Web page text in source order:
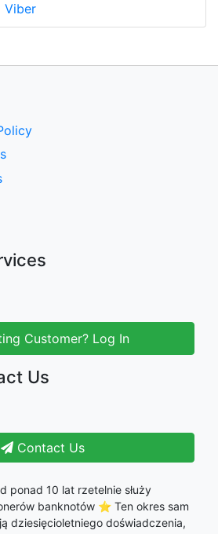
Viber
Customer? Log In
Us
Contact Us
ponad 10 lat rzetelnie służy
banknotów ⭐ Ten okres sam
dziesięcioletniego doświadczenia,